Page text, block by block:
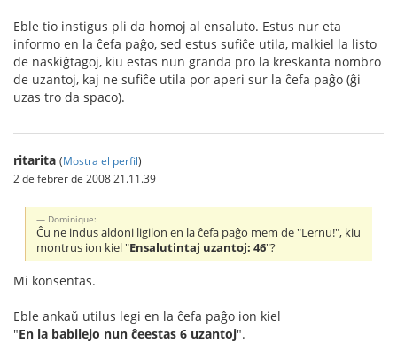
Eble tio instigus pli da homoj al ensaluto. Estus nur eta
informo en la ĉefa paĝo, sed estus sufiĉe utila, malkiel la listo
de naskiĝtagoj, kiu estas nun granda pro la kreskanta nombro
de uzantoj, kaj ne sufiĉe utila por aperi sur la ĉefa paĝo (ĝi
uzas tro da spaco).
ritarita (Mostra el perfil)
2 de febrer de 2008 21.11.39
Dominique:
Ĉu ne indus aldoni ligilon en la ĉefa paĝo mem de "Lernu!", kiu
montrus ion kiel "Ensalutintaj uzantoj: 46"?
Mi konsentas.
Eble ankaŭ utilus legi en la ĉefa paĝo ion kiel
"En la babilejo nun ĉeestas 6 uzantoj".